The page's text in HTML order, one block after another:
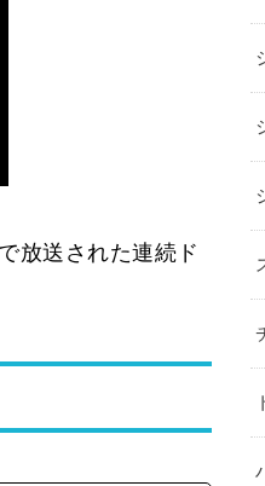
放送された連続ド